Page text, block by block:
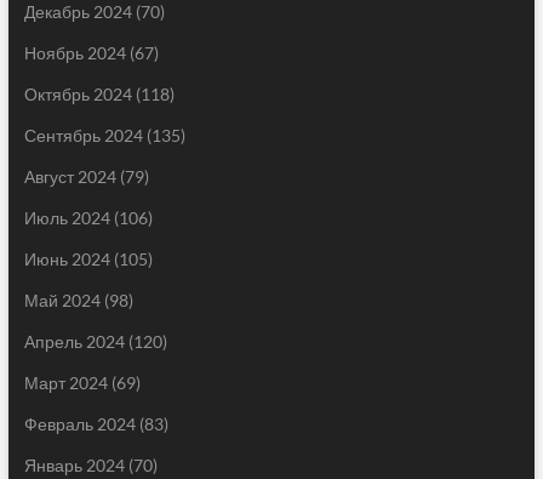
Декабрь 2024(70)
Ноябрь 2024(67)
Октябрь 2024(118)
Сентябрь 2024(135)
Август 2024(79)
Июль 2024(106)
Июнь 2024(105)
Май 2024(98)
Апрель 2024(120)
Март 2024(69)
Февраль 2024(83)
Январь 2024(70)